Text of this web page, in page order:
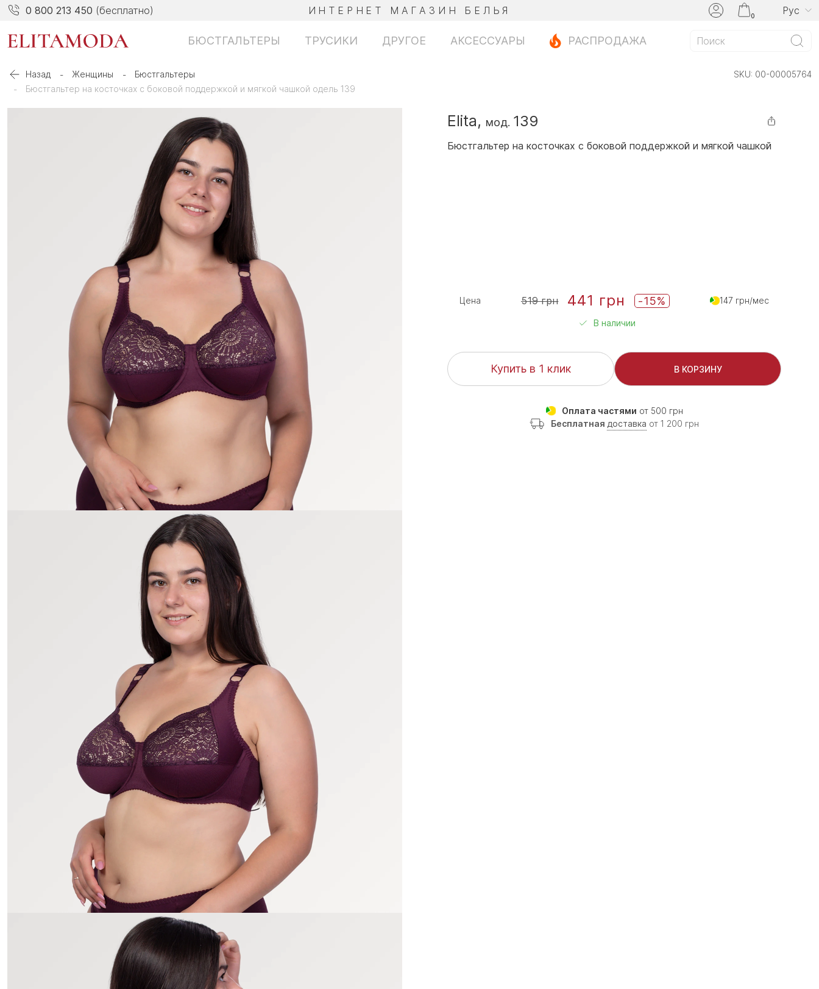
0 800 213 450 (бесплатно) ИНТЕРНЕТ МАГАЗИН БЕЛЬЯ 0 Рус
БЮСТГАЛЬТЕРЫ ТРУСИКИ ДРУГОЕ АКСЕССУАРЫ РАСПРОДАЖА
Назад Женщины
Бюстгальтеры
Бюстгальтер на косточках с боковой поддержкой и мягкой чашкой одель 139
SKU: 00-00005764
Elita, мод. 139
Бюстгальтер на косточках с боковой поддержкой и мягкой чашкой
Цена 519 грн 441 грн -15% 147 грн/мес
В наличии
Купить в 1 клик В КОРЗИНУ
Оплата частями от 500 грн
Бесплатная доставка от 1 200 грн